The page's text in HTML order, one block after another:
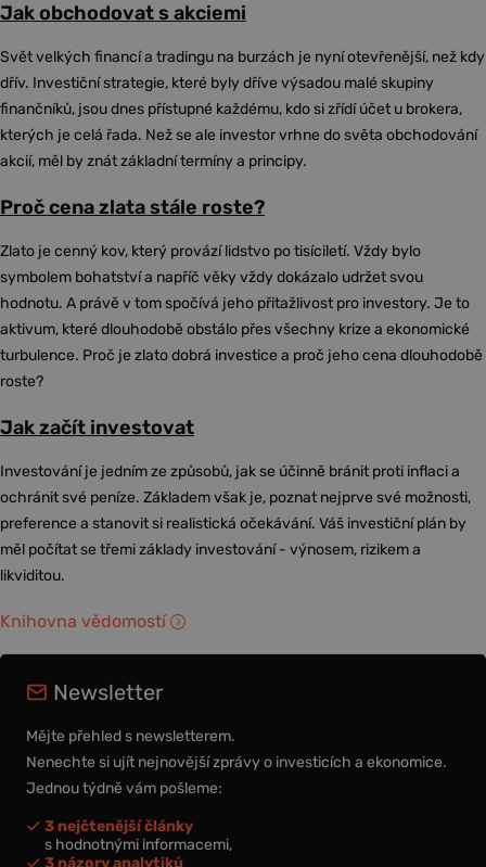
Jak obchodovat s akciemi
Svět velkých financí a tradingu na burzách je nyní otevřenější, než kdy
dřív. Investiční strategie, které byly dříve výsadou malé skupiny
finančníků, jsou dnes přístupné každému, kdo si zřídí účet u brokera,
kterých je celá řada. Než se ale investor vrhne do světa obchodování
akcií, měl by znát základní termíny a principy.
Proč cena zlata stále roste?
Zlato je cenný kov, který provází lidstvo po tisíciletí. Vždy bylo
symbolem bohatství a napříč věky vždy dokázalo udržet svou
hodnotu. A právě v tom spočívá jeho přitažlivost pro investory. Je to
aktivum, které dlouhodobě obstálo přes všechny krize a ekonomické
turbulence. Proč je zlato dobrá investice a proč jeho cena dlouhodobě
roste?
Jak začít investovat
Investování je jedním ze způsobů, jak se účinně bránit proti inflaci a
ochránit své peníze. Základem však je, poznat nejprve své možnosti,
preference a stanovit si realistická očekávání. Váš investiční plán by
měl počítat se třemi základy investování - výnosem, rizikem a
likviditou.
Knihovna vědomostí
Newsletter
Mějte přehled s newsletterem.
Nenechte si ujít nejnovější zprávy o investicích a ekonomice.
Jednou týdně vám pošleme:
3 nejčtenější články
s hodnotnými informacemi,
3 názory analytiků